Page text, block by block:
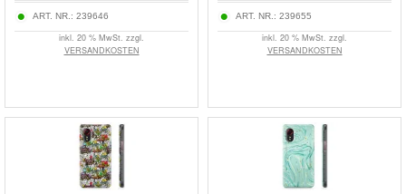
ART. NR.: 239646
inkl. 20 % MwSt. zzgl.
VERSANDKOSTEN
ART. NR.: 239655
inkl. 20 % MwSt. zzgl.
VERSANDKOSTEN